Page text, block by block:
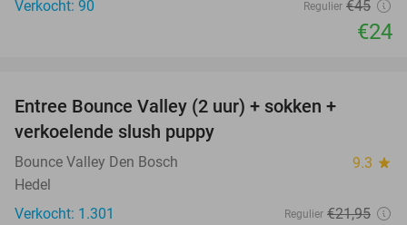
Verkocht: 90
Regulier €45
€24
Entree Bounce Valley (2 uur) + sokken +
verkoelende slush puppy
Bounce Valley Den Bosch 9.3 star
Hedel
Verkocht: 1.301
Regulier €21,95